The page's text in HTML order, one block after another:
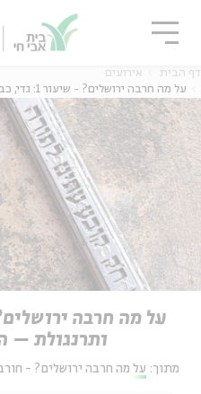
דף הבית
אירועים
על מה חרבה ירושלים? - שיעור 1: גדי, כבש ותרנגולת – הסיבות לחורבן
ותרנגולת –
מתוך: על מה חרבה ירושלים? -
סגור